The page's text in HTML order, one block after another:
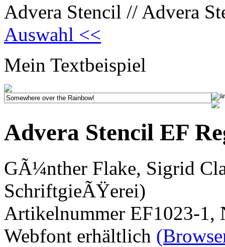
Advera Stencil // Advera
Auswahl <<
Mein Textbeispiel
Advera Stencil EF
GÃ¼nther Flake, Sigrid
SchriftgieÃŸerei)
Artikelnummer EF1023-1,
Webfont erhältlich